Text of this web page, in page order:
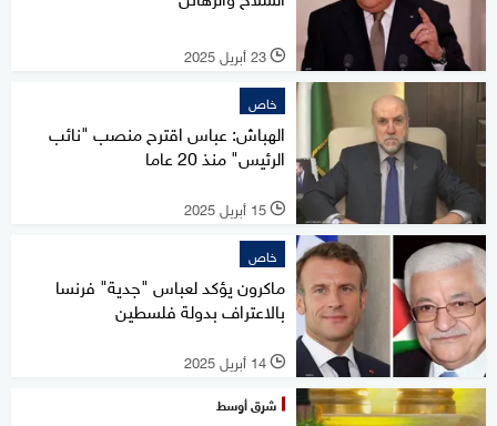
l 23 أبريل 2025
خاص
الهباش: عباس اقترح منصب "نائب
الرئيس" منذ 20 عاما
l 15 أبريل 2025
خاص
ماكرون يؤكد لعباس "جدية" فرنسا
بالاعتراف بدولة فلسطين
l 14 أبريل 2025
شرق أوسط